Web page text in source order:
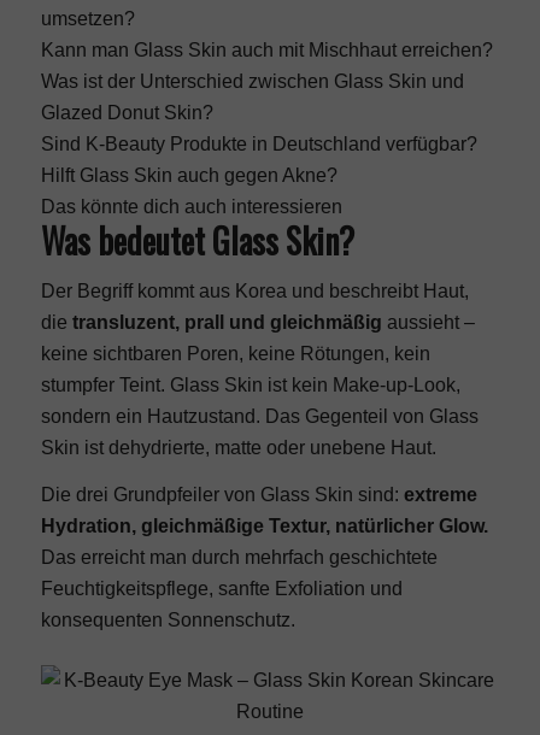
umsetzen?
Kann man Glass Skin auch mit Mischhaut erreichen?
Was ist der Unterschied zwischen Glass Skin und
Glazed Donut Skin?
Sind K-Beauty Produkte in Deutschland verfügbar?
Hilft Glass Skin auch gegen Akne?
Das könnte dich auch interessieren
Was bedeutet Glass Skin?
Der Begriff kommt aus Korea und beschreibt Haut,
die transluzent, prall und gleichmäßig aussieht –
keine sichtbaren Poren, keine Rötungen, kein
stumpfer Teint. Glass Skin ist kein Make-up-Look,
sondern ein Hautzustand. Das Gegenteil von Glass
Skin ist dehydrierte, matte oder unebene Haut.
Die drei Grundpfeiler von Glass Skin sind: extreme
Hydration, gleichmäßige Textur, natürlicher Glow.
Das erreicht man durch mehrfach geschichtete
Feuchtigkeitspflege, sanfte Exfoliation und
konsequenten Sonnenschutz.